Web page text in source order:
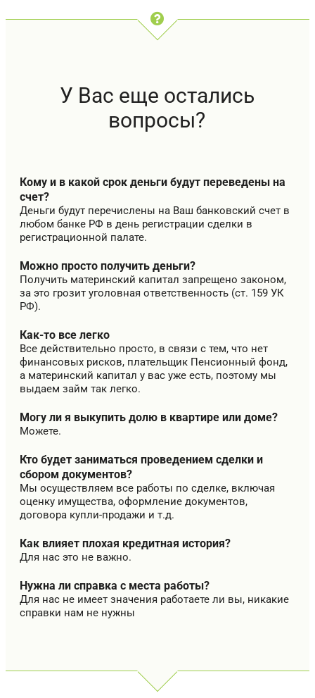
У Вас еще остались
вопросы?
Кому и в какой срок деньги будут переведены на
счет?
Деньги будут перечислены на Ваш банковский счет в
любом банке РФ в день регистрации сделки в
регистрационной палате.
Можно просто получить деньги?
Получить материнский капитал запрещено законом,
за это грозит уголовная ответственность (ст. 159 УК
РФ).
Как-то все легко
Все действительно просто, в связи с тем, что нет
финансовых рисков, плательщик Пенсионный фонд,
а материнский капитал у вас уже есть, поэтому мы
выдаем займ так легко.
Могу ли я выкупить долю в квартире или доме?
Можете.
Кто будет заниматься проведением сделки и
сбором документов?
Мы осуществляем все работы по сделке, включая
оценку имущества, оформление документов,
договора купли-продажи и т.д.
Как влияет плохая кредитная история?
Для нас это не важно.
Нужна ли справка с места работы?
Для нас не имеет значения работаете ли вы, никакие
справки нам не нужны